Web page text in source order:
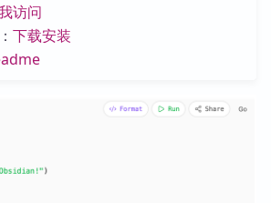
访问
下载安装